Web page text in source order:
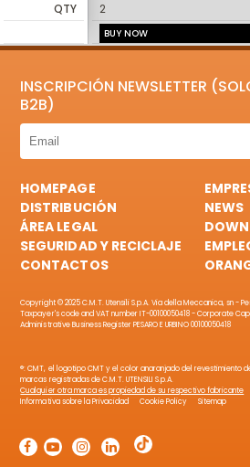
QTY
2
BUY NOW
INSCRIPCIÓN NEWSLETTER
B2B)
HOMEPAGE
DISTRIBUCIÓN
NEWS
ÁREA LEGAL
SEGURIDAD Y RECICLAJE
CONTACTOS
Copyright © 2025 C.M.T. Utensili S.p.A. Via della Meccanica, sn -
Taxpayer's code and VAT number IT-00100050418 - Corporate
Administrative Business Register PESARO E URBINO 00100050418
®: CMT, el logotipo CMT y el color anaranjado del revestimiento
marcas registradas de C.M.T. UTENSILI S.p.A.
Cualquier otra marca es propiedad de su respectivo fabricante
Informativa sobre la Privacidad
Cookie Policy Sitemap